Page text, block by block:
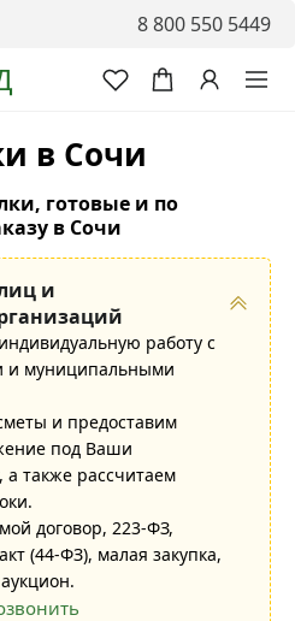
8 800 550 5449
в Сочи
готовые и по
в Сочи
и
работу с
и муниципальными
и предоставим
под Ваши
также рассчитаем
договор, 223-ФЗ,
(44-ФЗ), малая закупка,